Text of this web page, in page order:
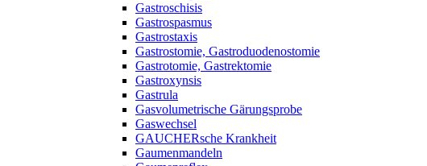
Gastroschisis
Gastrospasmus
Gastrostaxis
Gastrostomie, Gastroduodenostomie
Gastrotomie, Gastrektomie
Gastroxynsis
Gastrula
Gasvolumetrische Gärungsprobe
Gaswechsel
GAUCHERsche Krankheit
Gaumenmandeln